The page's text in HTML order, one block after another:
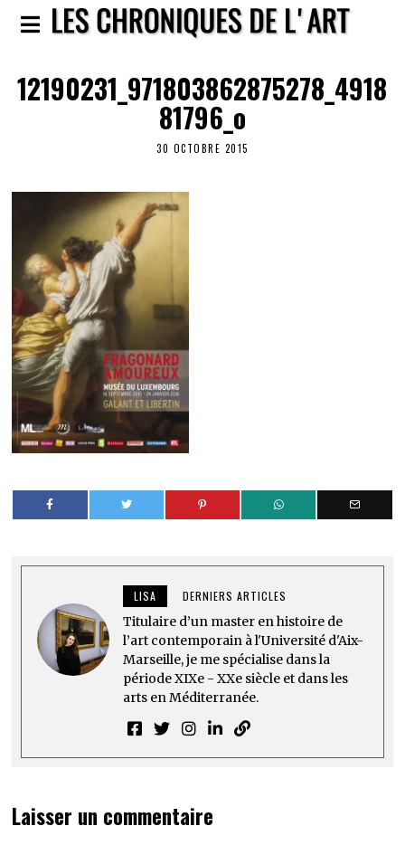
12190231_971803862875278_4918
81796_o
30 OCTOBRE 2015
LISA DERNIERS ARTICLES
Titulaire d’un master en histoire de
l’art contemporain à l'Université d'Aix-
Marseille, je me spécialise dans la
période XIXe - XXe siècle et dans les
arts en Méditerranée.
Laisser un commentaire